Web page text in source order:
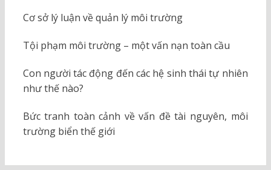
Cơ sở lý luận về quản lý môi trường
Tội phạm môi trường – một vấn nạn toàn cầu
Con người tác động đến các hệ sinh thái tự nhiên
như thế nào?
Bức tranh toàn cảnh về vấn đề tài nguyên, môi
trường biển thế giới